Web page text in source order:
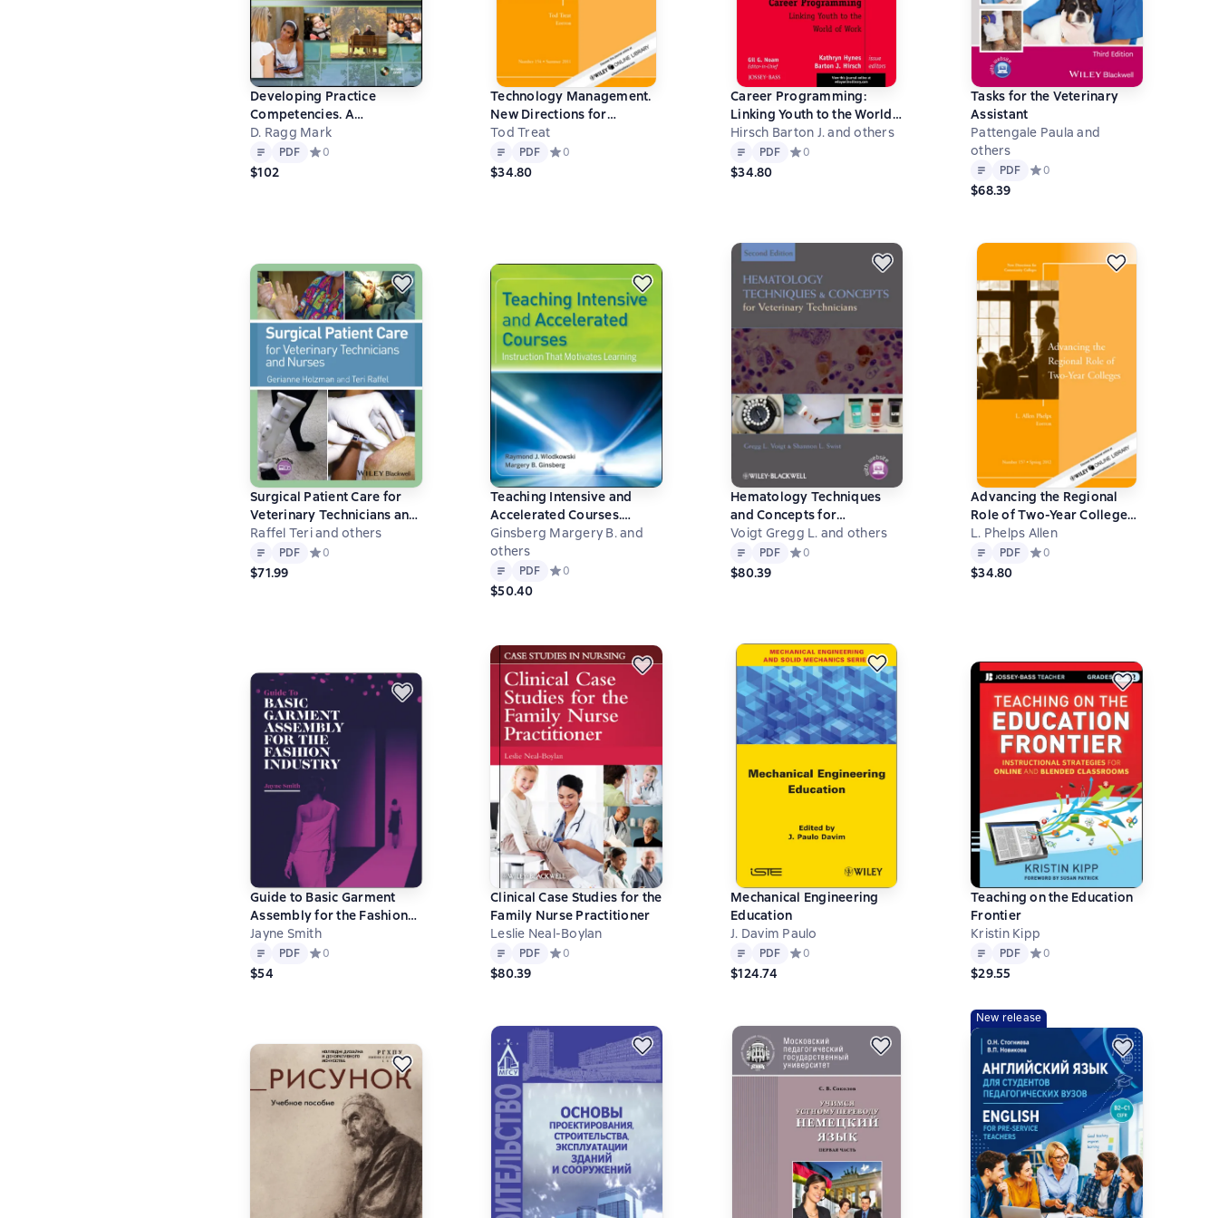
Developing Practice
Competencies. A
Foundation for Generalist
Practice
D. Ragg Mark
Text PDF
PDF Средний рейтинг 0 на основе 0 оценок
0
$102
Technology Management.
New Directions for
Community Colleges,
Number 154
Tod Treat
Text PDF
PDF Средний рейтинг 0 на основе 0 оценок
0
$34.80
Career Programming:
Linking Youth to the World
of Work. New Directions for
Youth Development,
Number 134
Hirsch Barton J. and others
Text PDF
PDF Средний рейтинг 0 на основе 0 оценок
0
$34.80
Tasks for the Veterinary
Assistant
Pattengale Paula and
others
Text PDF
PDF Средний рейтинг 0 на основе 0
0
$68.39
Surgical Patient Care for
Veterinary Technicians and
Nurses
Raffel Teri and others
Text PDF
PDF Средний рейтинг 0 на основе 0 оценок
0
$71.99
Teaching Intensive and
Accelerated Courses.
Instruction that Motivates
Learning
Ginsberg Margery B. and
others
Text PDF
PDF Средний рейтинг 0 на основе 0 оценок
0
$50.40
Hematology Techniques
and Concepts for
Veterinary Technicians
Voigt Gregg L. and others
Text PDF
PDF Средний рейтинг 0 на основе 0 оценок
0
$80.39
Advancing the Regional
Role of Two-Year Colleges.
New Directions for
Community Colleges,
Number 157
L. Phelps Allen
Text PDF
PDF Средний рейтинг 0 на основе 0
0
$34.80
Guide to Basic Garment
Assembly for the Fashion
IndustryJayne Smith
Text PDF
PDF Средний рейтинг 0 на основе 0 оценок
0
$54
Clinical Case Studies for the
Family Nurse Practitioner
Leslie Neal-Boylan
Text PDF
PDF Средний рейтинг 0 на основе 0 оценок
0
$80.39
Mechanical Engineering
Education
J. Davim Paulo
Text PDF
PDF Средний рейтинг 0 на основе 0 оценок
0
$124.74
Teaching on the Education
Frontier
Kristin Kipp
Text PDF
PDF Средний рейтинг 0 на основе 0
0
$29.55
New release